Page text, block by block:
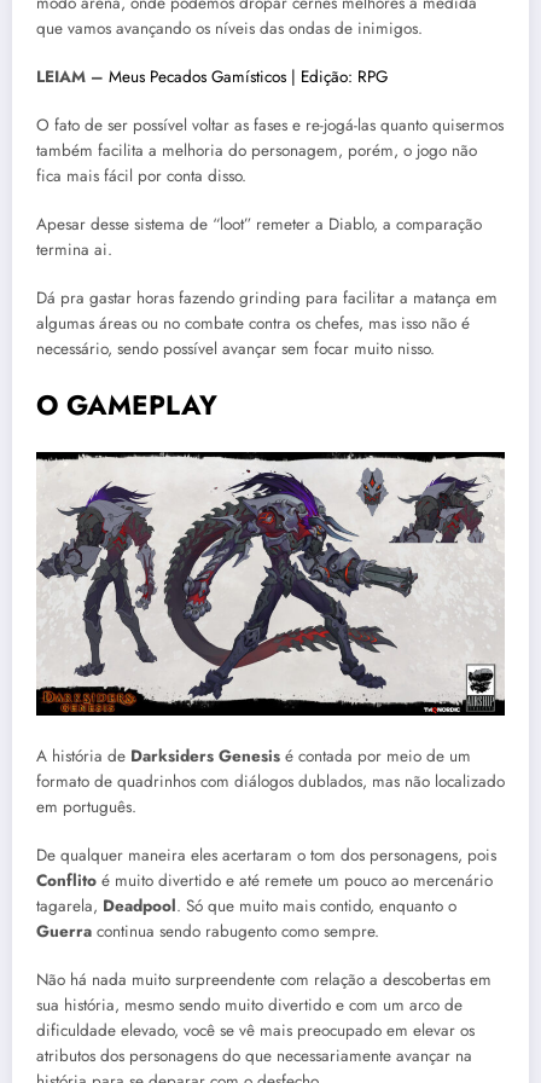
que vamos avançando os níveis das ondas de inimigos.
LEIAM – Meus Pecados Gamísticos | Edição: RPG
O fato de ser possível voltar as fases e re-jogá-las quanto quisermos
também facilita a melhoria do personagem, porém, o jogo não
fica mais fácil por conta disso.
Apesar desse sistema de “loot” remeter a Diablo, a comparação
termina ai.
Dá pra gastar horas fazendo grinding para facilitar a matança em
algumas áreas ou no combate contra os chefes, mas isso não é
necessário, sendo possível avançar sem focar muito nisso.
O GAMEPLAY
A história de Darksiders Genesis é contada por meio de um
formato de quadrinhos com diálogos dublados, mas não localizado
em português.
De qualquer maneira eles acertaram o tom dos personagens, pois
Conflito é muito divertido e até remete um pouco ao mercenário
tagarela, Deadpool. Só que muito mais contido, enquanto o
Guerra continua sendo rabugento como sempre.
Não há nada muito surpreendente com relação a descobertas em
sua história, mesmo sendo muito divertido e com um arco de
dificuldade elevado, você se vê mais preocupado em elevar os
atributos dos personagens do que necessariamente avançar na